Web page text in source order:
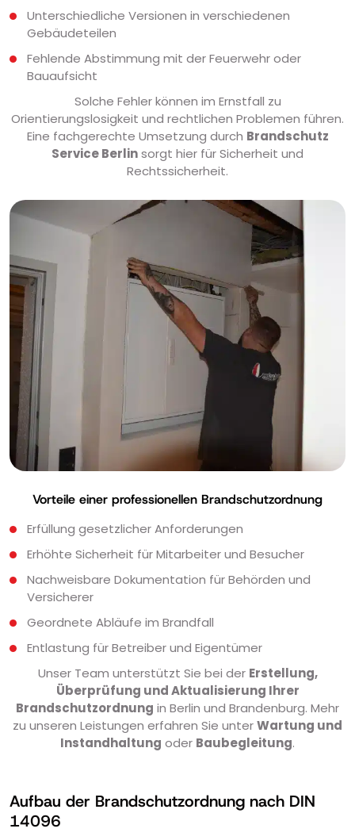
Unterschiedliche Versionen in verschiedenen
Gebäudeteilen
Fehlende Abstimmung mit der Feuerwehr oder
Bauaufsicht
Solche Fehler können im Ernstfall zu
Orientierungslosigkeit und rechtlichen Problemen führen.
Eine fachgerechte Umsetzung durch Brandschutz
Service Berlinsorgt hier für Sicherheit und
Rechtssicherheit.
Vorteile einer professionellen Brandschutzordnung
Erfüllung gesetzlicher Anforderungen
Erhöhte Sicherheit für Mitarbeiter und Besucher
Nachweisbare Dokumentation für Behörden und
Versicherer
Geordnete Abläufe im Brandfall
Entlastung für Betreiber und Eigentümer
Unser Team unterstützt Sie bei der Erstellung,
Überprüfung und Aktualisierung Ihrer
Brandschutzordnung in Berlin und Brandenburg. Mehr
zu unseren Leistungen erfahren Sie unterWartung und
Instandhaltung oder Baubegleitung.
Aufbau der Brandschutzordnung nach DIN
14096